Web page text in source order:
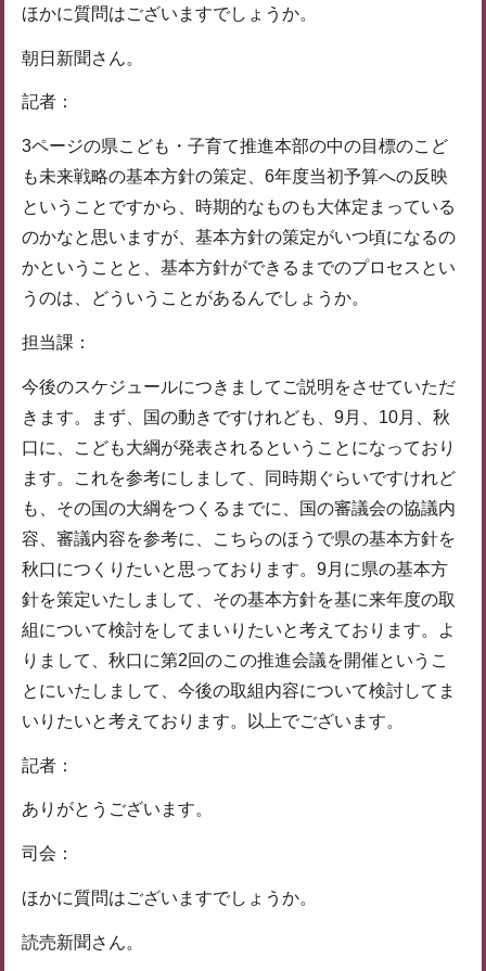
ほかに質問はございますでしょうか。
朝日新聞さん。
記者：
3ページの県こども・子育て推進本部の中の目標のこど
も未来戦略の基本方針の策定、6年度当初予算への反映
ということですから、時期的なものも大体定まっている
のかなと思いますが、基本方針の策定がいつ頃になるの
かということと、基本方針ができるまでのプロセスとい
うのは、どういうことがあるんでしょうか。
担当課：
今後のスケジュールにつきましてご説明をさせていただ
きます。まず、国の動きですけれども、9月、10月、秋
口に、こども大綱が発表されるということになっており
ます。これを参考にしまして、同時期ぐらいですけれど
も、その国の大綱をつくるまでに、国の審議会の協議内
容、審議内容を参考に、こちらのほうで県の基本方針を
秋口につくりたいと思っております。9月に県の基本方
針を策定いたしまして、その基本方針を基に来年度の取
組について検討をしてまいりたいと考えております。よ
りまして、秋口に第2回のこの推進会議を開催というこ
とにいたしまして、今後の取組内容について検討してま
いりたいと考えております。以上でございます。
記者：
ありがとうございます。
司会：
ほかに質問はございますでしょうか。
読売新聞さん。